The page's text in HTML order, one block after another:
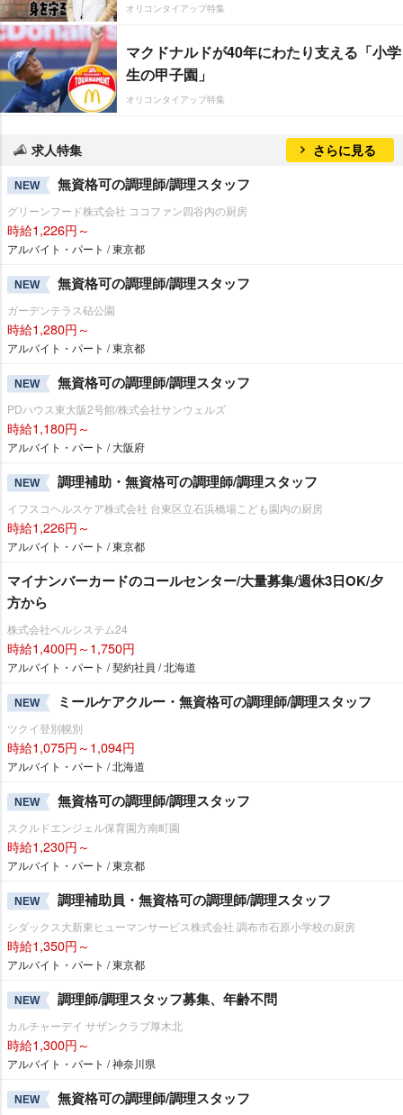
オリコンタイアップ特集
マクドナルドが40年にわたり支える「小学
生の甲子園」
オリコンタイアップ特集
求人特集 さらに見る
NEW 無資格可の調理師/調理スタッフ
グリーンフード株式会社 ココファン四谷内の厨房
時給1,226円～
アルバイト・パート / 東京都
NEW 無資格可の調理師/調理スタッフ
ガーデンテラス砧公園
時給1,280円～
アルバイト・パート / 東京都
NEW 無資格可の調理師/調理スタッフ
PDハウス東大阪2号館/株式会社サンウェルズ
時給1,180円～
アルバイト・パート / 大阪府
NEW 調理補助・無資格可の調理師/調理スタッフ
イフスコヘルスケア株式会社 台東区立石浜橋場こども園内の厨房
時給1,226円～
アルバイト・パート / 東京都
マイナンバーカードのコールセンター/大量募集/週休3日OK/夕
方から
株式会社ベルシステム24
時給1,400円～1,750円
アルバイト・パート / 契約社員 / 北海道
NEW ミールケアクルー・無資格可の調理師/調理スタッフ
ツクイ登別幌別
時給1,075円～1,094円
アルバイト・パート / 北海道
NEW 無資格可の調理師/調理スタッフ
スクルドエンジェル保育園方南町園
時給1,230円～
アルバイト・パート / 東京都
NEW 調理補助員・無資格可の調理師/調理スタッフ
シダックス大新東ヒューマンサービス株式会社 調布市石原小学校の厨房
時給1,350円～
アルバイト・パート / 東京都
NEW 調理師/調理スタッフ募集、年齢不問
カルチャーデイ サザンクラブ厚木北
時給1,300円～
アルバイト・パート / 神奈川県
NEW 無資格可の調理師/調理スタッフ